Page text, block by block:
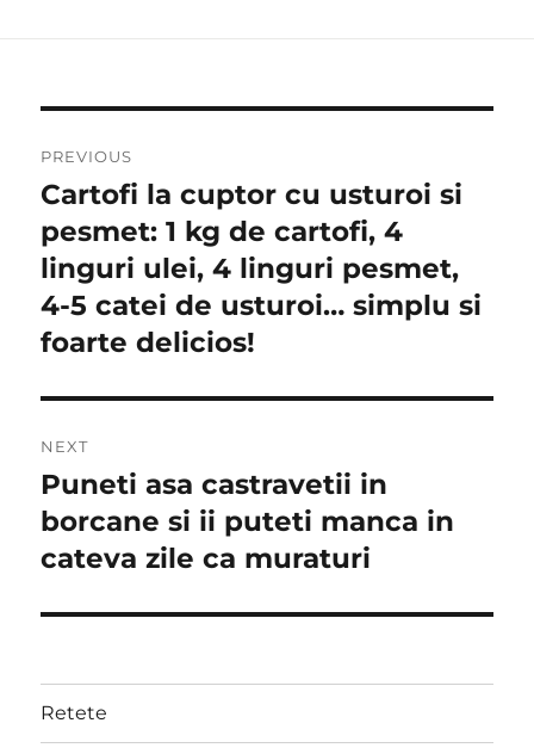
navigation
PREVIOUS
Previous
post:
Cartofi la cuptor cu usturoi si
pesmet: 1 kg de cartofi, 4
linguri ulei, 4 linguri pesmet,
4-5 catei de usturoi… simplu si
foarte delicios!
NEXT
Next
post:
Puneti asa castravetii in
borcane si ii puteti manca in
cateva zile ca muraturi
Retete